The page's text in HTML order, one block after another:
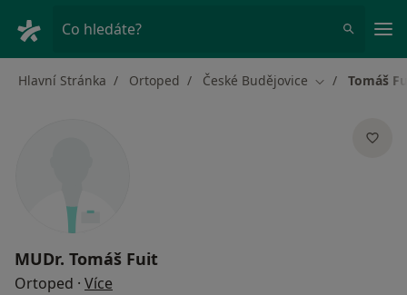
Co hledáte?
Hlavní Stránka Ortoped České Budějovice Změna města
Tomáš
MUDr. Tomáš Fuit
Ortoped · Více